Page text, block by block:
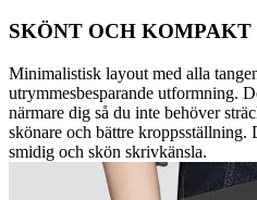
SKÖNT OCH KOMPAKT
Minimalistisk layout med alla
utrymmesbesparande utformning.
närmare dig så du inte behöver
skönare och bättre kroppsställning.
smidig och skön skrivkänsla.